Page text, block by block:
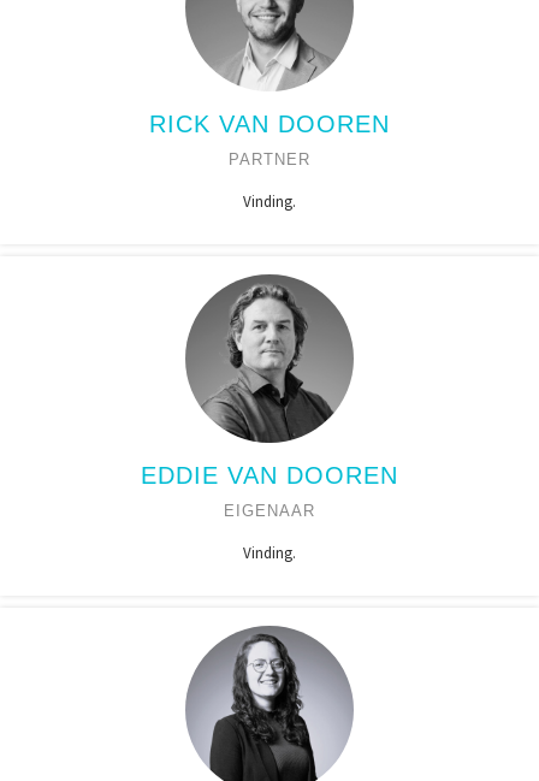
RICK VAN DOOREN
PARTNER
Vinding.
EDDIE VAN DOOREN
EIGENAAR
Vinding.